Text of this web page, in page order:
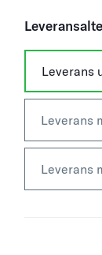
Leverans
Leverans
Leverans